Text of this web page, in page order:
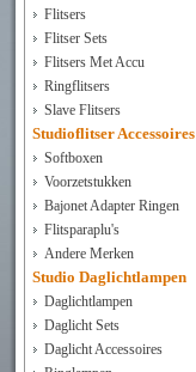
Flitsers
Flitser Sets
Flitsers Met Accu
Ringflitsers
Slave Flitsers
Studioflitser Accessoires
Softboxen
Voorzetstukken
Bajonet Adapter Ringen
Flitsparaplu's
Andere Merken
Studio Daglichtlampen
Daglichtlampen
Daglicht Sets
Daglicht Accessoires